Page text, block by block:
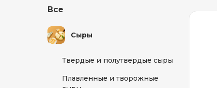
Все
Сыры
Твердые и полутвердые сыры
Плавленные и творожные